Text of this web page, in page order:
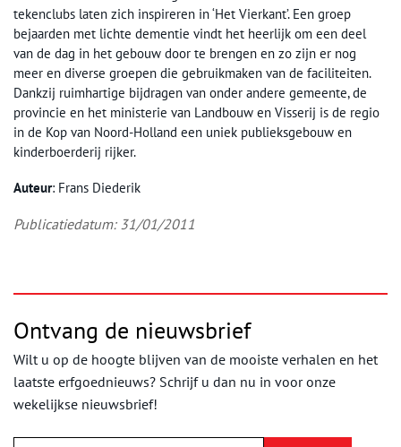
tekenclubs laten zich inspireren in ‘Het Vierkant’. Een groep
bejaarden met lichte dementie vindt het heerlijk om een deel
van de dag in het gebouw door te brengen en zo zijn er nog
meer en diverse groepen die gebruikmaken van de faciliteiten.
Dankzij ruimhartige bijdragen van onder andere gemeente, de
provincie en het ministerie van Landbouw en Visserij is de regio
in de Kop van Noord-Holland een uniek publieksgebouw en
kinderboerderij rijker.
Auteur: Frans Diederik
Publicatiedatum: 31/01/2011
Ontvang de nieuwsbrief
Wilt u op de hoogte blijven van de mooiste verhalen en het
laatste erfgoednieuws? Schrijf u dan nu in voor onze
wekelijkse nieuwsbrief!